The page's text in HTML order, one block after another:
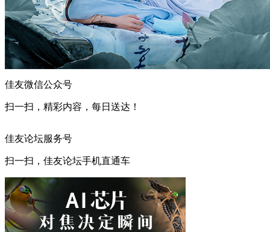
佳友微信公众号
扫一扫，精彩内容，每日送达！
佳友论坛服务号
扫一扫，佳友论坛手机直通车